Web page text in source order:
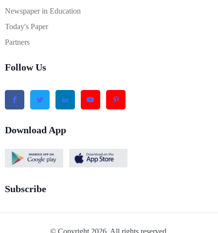
Newspaper in Education
Today's Paper
Partners
Follow Us
Download App
Subscribe
© Copyright 2026. All rights reserved.